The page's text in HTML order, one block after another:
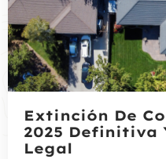
Extinción De
2025 Definitiva
Legal